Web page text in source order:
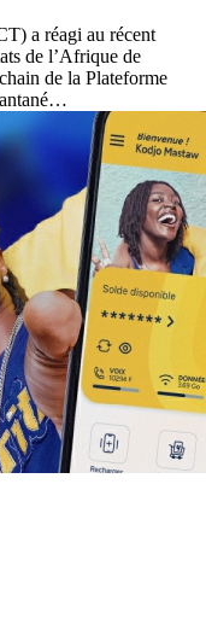
a réagi au récent
de l’Afrique de
de la Plateforme